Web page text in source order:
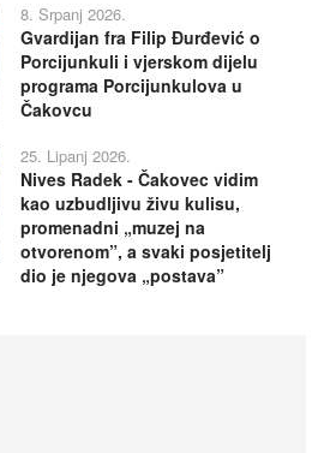
8. Srpanj 2026.
Gvardijan fra Filip Đurđević o
Porcijunkuli i vjerskom dijelu
programa Porcijunkulova u
Čakovcu
25. Lipanj 2026.
Nives Radek - Čakovec vidim
kao uzbudljivu živu kulisu,
promenadni „muzej na
otvorenom”, a svaki posjetitelj
dio je njegova „postava”